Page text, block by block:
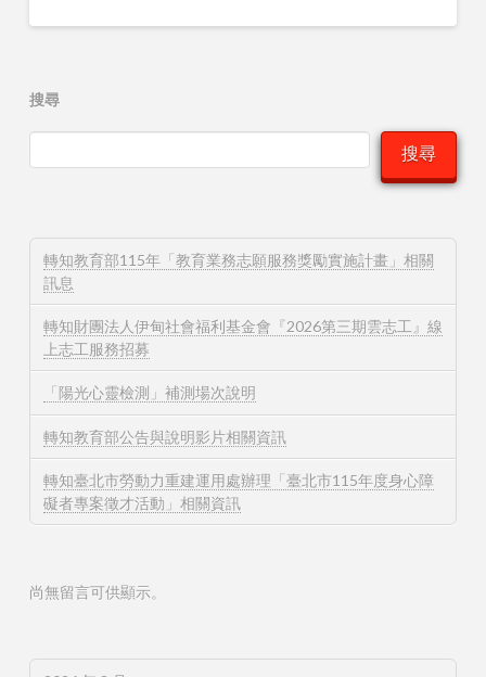
搜尋
搜尋
轉知教育部115年「教育業務志願服務獎勵實施計畫」相關
訊息
轉知財團法人伊甸社會福利基金會『2026第三期雲志工』線
上志工服務招募
「陽光心靈檢測」補測場次說明
轉知教育部公告與說明影片相關資訊
轉知臺北市勞動力重建運用處辦理「臺北市115年度身心障
礙者專案徵才活動」相關資訊
尚無留言可供顯示。